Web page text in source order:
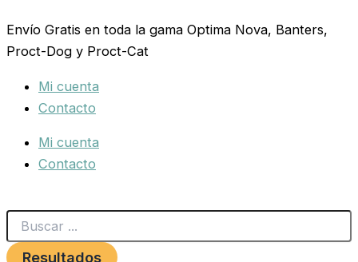
al
contenido
Envío Gratis en toda la gama Optima Nova, Banters,
Proct-Dog y Proct-Cat
Mi cuenta
Contacto
Mi cuenta
Contacto
...
Resultados
MINI
HUESO
DE
Bolsa2,5Kg.
cantidad